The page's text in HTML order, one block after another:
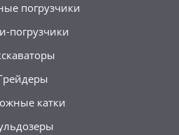
погрузчики
погрузчики
катки